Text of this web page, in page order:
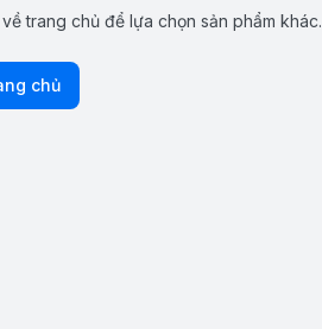
trang chủ để lựa chọn sản phẩm khác.
chủ